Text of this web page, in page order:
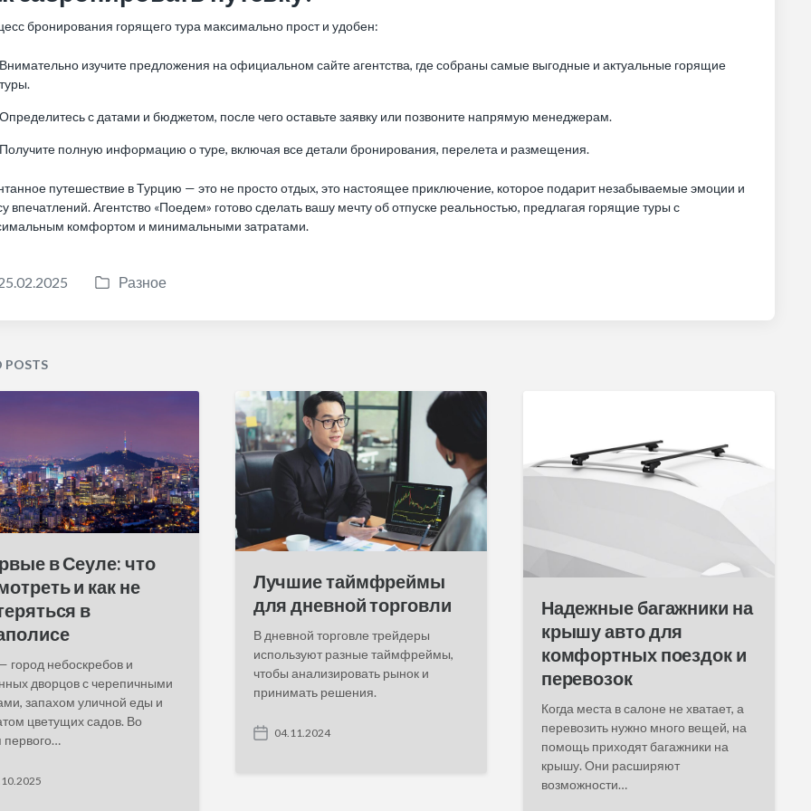
бронирования горящего тура максимально прост и удобен:
Внимательно изучите предложения на официальном сайте агентства, где собраны самые выгодные и актуальные горящие
туры.
Определитесь с датами и бюджетом, после чего оставьте заявку или позвоните напрямую менеджерам.
Получите полную информацию о туре, включая все детали бронирования, перелета и размещения.
путешествие в Турцию — это не просто отдых, это настоящее приключение, которое подарит незабываемые эмоции и
впечатлений. Агентство «Поедем» готово сделать вашу мечту об отпуске реальностью, предлагая горящие туры с
комфортом и минимальными затратами.
P
Разное
POSTS
в Сеуле: что
и как не
в
город небоскребов и
дворцов с черепичными
запахом уличной еды и
цветущих садов. Во
первого…
Лучшие таймфреймы
для дневной торговли
В дневной торговле трейдеры
используют разные таймфреймы,
чтобы анализировать рынок и
принимать решения.
P
04.11.2024
Надежные багажники на
крышу авто для
комфортных поездок и
перевозок
Когда места в салоне не хватает, а
перевозить нужно много вещей, на
помощь приходят багажники на
крышу. Они расширяют
возможности…